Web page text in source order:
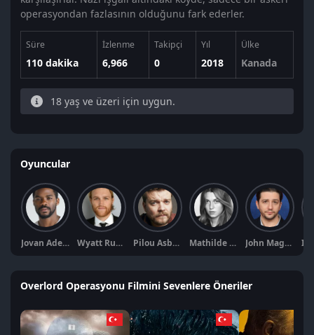
operasyondan fazlasının olduğunu fark ederler.
Süre
110 dakika
İzlenme
6,966
Takipçi
0
Yıl
2018
Ülke
Kanada
18 yaş ve üzeri için uygun.
Oyuncular
Jovan Adepo Wyatt Russell Pilou Asbæk Mathilde Ollivier John Magaro
Overlord Operasyonu Filmini Sevenlere Öneriler